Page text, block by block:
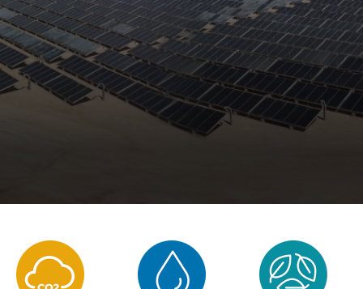
Sustentabilidad
Innovación
Inversionistas
Proveedores